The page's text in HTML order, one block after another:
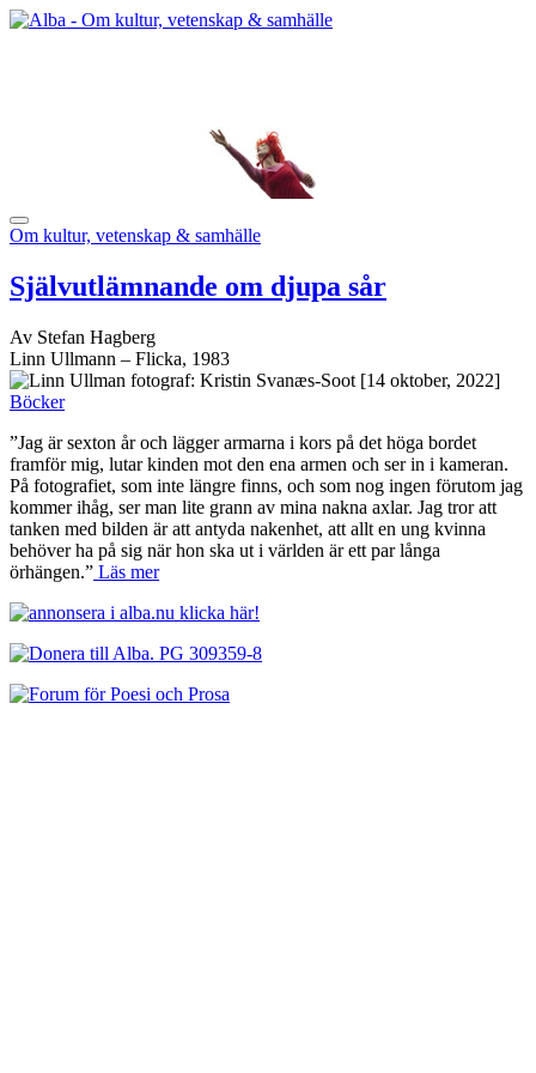
Om kultur, vetenskap & samhälle
Självutlämnande om djupa sår
Av Stefan Hagberg
Linn Ullmann – Flicka, 1983
[14 oktober, 2022]
Böcker
”Jag är sexton år och lägger armarna i kors på det höga bordet
framför mig, lutar kinden mot den ena armen och ser in i kameran.
På fotografiet, som inte längre finns, och som nog ingen förutom jag
kommer ihåg, ser man lite grann av mina nakna axlar. Jag tror att
tanken med bilden är att antyda nakenhet, att allt en ung kvinna
behöver ha på sig när hon ska ut i världen är ett par långa
örhängen.” Läs mer